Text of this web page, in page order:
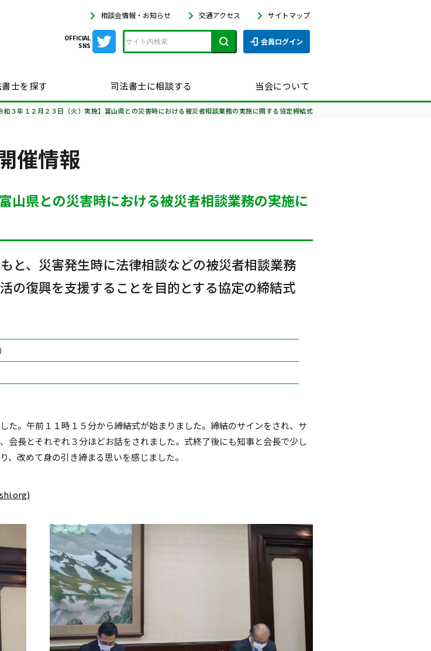
相談会情報・お知らせ 交通アクセス サイトマップ
OFFICIAL
SNS
会員ログイン
士を探す 司法書士に相談する 当会について
和３年１２月２３日（火）実施】富山県との災害時における被災者相談業務の実施に関する協定締結式
催情報
山県との災害時における被災者相談業務の実施に
と、災害発生時に法律相談などの被災者相談業務
の復興を支援することを目的とする協定の締結式
た。午前１１時１５分から締結式が始まりました。締結のサインをされ、サ
会長とそれぞれ３分ほどお話をされました。式終了後にも知事と会長で少し
改めて身の引き締まる思いを感じました。